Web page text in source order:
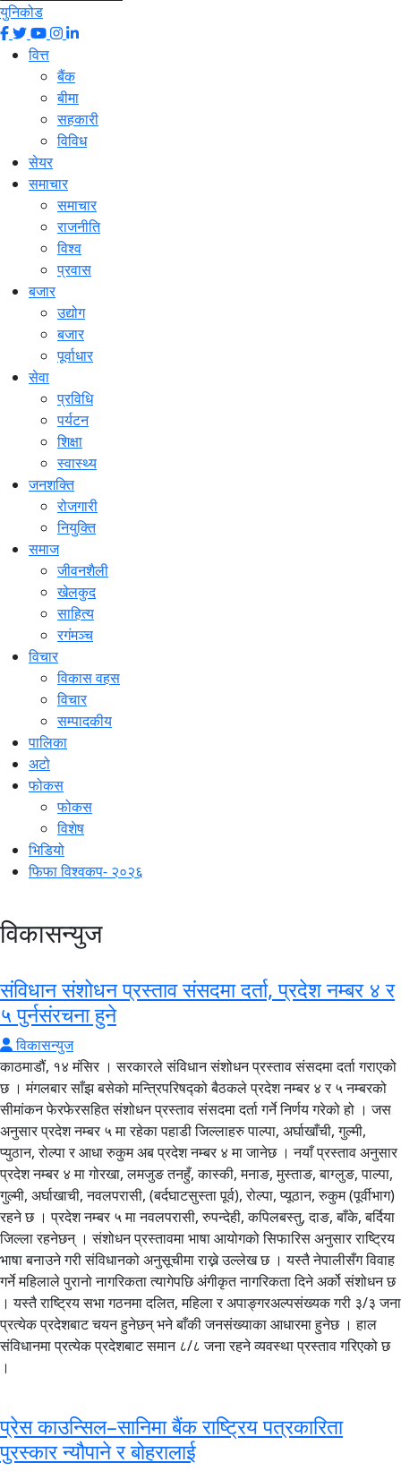
युनिकोड
वित्त
बैंक
बीमा
सहकारी
विविध
सेयर
समाचार
समाचार
राजनीति
विश्व
प्रवास
बजार
उद्योग
बजार
पूर्वाधार
सेवा
प्रविधि
पर्यटन
शिक्षा
स्वास्थ्य
जनशक्ति
रोजगारी
नियुक्ति
समाज
जीवनशैली
खेलकुद
साहित्य
रगंमञ्च
विचार
विकास वहस
विचार
सम्पादकीय
पालिका
अटो
फोकस
फोकस
विशेष
भिडियो
फिफा विश्वकप- २०२६
विकासन्युज
संविधान संशोधन प्रस्ताव संसदमा दर्ता, प्रदेश नम्बर ४ र
५ पुर्नसंरचना हुने
विकासन्युज
काठमाडौं, १४ मंसिर । सरकारले संविधान संशोधन प्रस्ताव संसदमा दर्ता गराएको
छ । मंगलबार साँझ बसेको मन्त्रिपरिषद्को बैठकले प्रदेश नम्बर ४ र ५ नम्बरको
सीमांकन फेरफेरसहित संशोधन प्रस्ताव संसदमा दर्ता गर्ने निर्णय गरेको हो । जस
अनुसार प्रदेश नम्बर ५ मा रहेका पहाडी जिल्लाहरु पाल्पा, अर्घाखाँची, गुल्मी,
प्युठान, रोल्पा र आधा रुकुम अब प्रदेश नम्बर ४ मा जानेछ । नयाँ प्रस्ताव अनुसार
प्रदेश नम्बर ४ मा गोरखा, लमजुङ तनहुँ, कास्की, मनाङ, मुस्ताङ, बाग्लुङ, पाल्पा,
गुल्मी, अर्घाखाची, नवलपरासी, (बर्दघाटसुस्ता पूर्व), रोल्पा, प्यूठान, रुकुम (पूर्वीभाग)
रहने छ । प्रदेश नम्बर ५ मा नवलपरासी, रुपन्देही, कपिलबस्तु, दाङ, बाँके, बर्दिया
जिल्ला रहनेछन् । संशोधन प्रस्तावमा भाषा आयोगको सिफारिस अनुसार राष्ट्रिय
भाषा बनाउने गरी संविधानको अनुसूचीमा राख्ने उल्लेख छ । यस्तै नेपालीसँग विवाह
गर्ने महिलाले पुरानो नागरिकता त्यागेपछि अंगीकृत नागरिकता दिने अर्को संशोधन छ
। यस्तै राष्ट्रिय सभा गठनमा दलित, महिला र अपाङ्गरअल्पसंख्यक गरी ३/३ जना
प्रत्येक प्रदेशबाट चयन हुनेछन् भने बाँकी जनसंख्याका आधारमा हुनेछ । हाल
संविधानमा प्रत्येक प्रदेशबाट समान ८/८ जना रहने व्यवस्था प्रस्ताव गरिएको छ
।
प्रेस काउन्सिल–सानिमा बैंक राष्ट्रिय पत्रकारिता
पुरस्कार न्यौपाने र बोहरालाई